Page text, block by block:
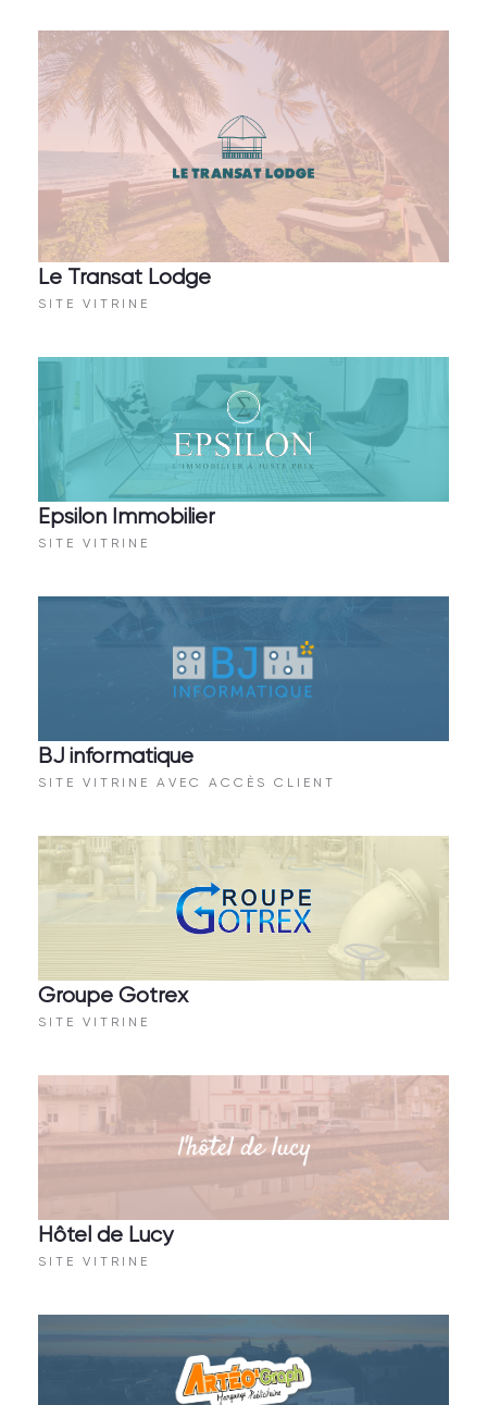
Le Transat Lodge
SITE VITRINE
Epsilon Immobilier
SITE VITRINE
BJ informatique
SITE VITRINE AVEC ACCÈS CLIENT
Groupe Gotrex
SITE VITRINE
Hôtel de Lucy
SITE VITRINE